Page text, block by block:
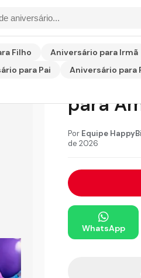
Filho Aniversário para Irmã
para Pai Aniversário para
Frases
para
Por Equipe
de 2026
WhatsApp